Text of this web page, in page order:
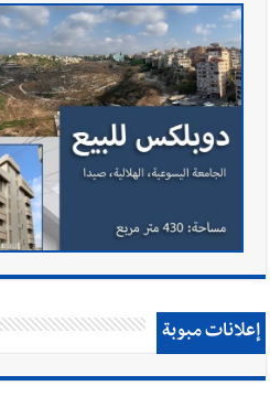
إعلانات مبوبة